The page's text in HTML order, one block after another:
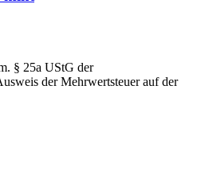
§ 25a UStG der
der Mehrwertsteuer auf der